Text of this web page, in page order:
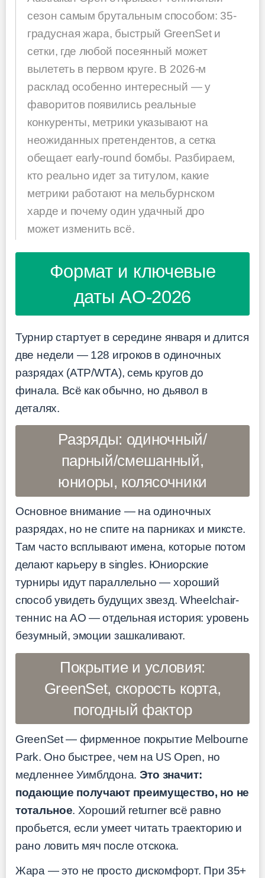
сезон самым брутальным способом: 35-
градусная жара, быстрый GreenSet и
сетки, где любой посеянный может
вылететь в первом круге. В 2026-м
расклад особенно интересный — у
фаворитов появились реальные
конкуренты, метрики указывают на
неожиданных претендентов, а сетка
обещает early-round бомбы. Разбираем,
кто реально идет за титулом, какие
метрики работают на мельбурнском
харде и почему один удачный дро
может изменить всё.
Формат и ключевые
даты AO-2026
Турнир стартует в середине января и длится
две недели — 128 игроков в одиночных
разрядах (ATP/WTA), семь кругов до
финала. Всё как обычно, но дьявол в
деталях.
Разряды: одиночный/
парный/смешанный,
юниоры, колясочники
Основное внимание — на одиночных
разрядах, но не спите на парниках и миксте.
Там часто всплывают имена, которые потом
делают карьеру в singles. Юниорские
турниры идут параллельно — хороший
способ увидеть будущих звезд. Wheelchair-
теннис на AO — отдельная история: уровень
безумный, эмоции зашкаливают.
Покрытие и условия:
GreenSet, скорость корта,
погодный фактор
GreenSet — фирменное покрытие Melbourne
Park. Оно быстрее, чем на US Open, но
медленнее Уимблдона. Это значит:
подающие получают преимущество, но не
тотальное. Хороший returner всё равно
пробьется, если умеет читать траекторию и
рано ловить мяч после отскока.
Жара — это не просто дискомфорт. При 35+